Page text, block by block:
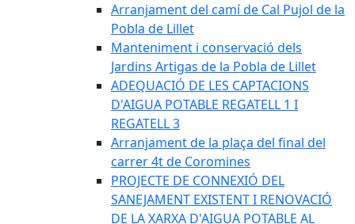
Arranjament del camí de Cal Pujol de la
Pobla de Lillet
Manteniment i conservació dels
Jardins Artigas de la Pobla de Lillet
ADEQUACIÓ DE LES CAPTACIONS
D'AIGUA POTABLE REGATELL 1 I
REGATELL 3
Arranjament de la plaça del final del
carrer 4t de Coromines
PROJECTE DE CONNEXIÓ DEL
SANEJAMENT EXISTENT I RENOVACIÓ
DE LA XARXA D'AIGUA POTABLE AL